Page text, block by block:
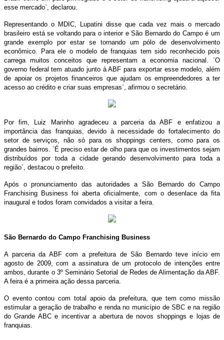
esse mercado`, declarou.
Representando o MDIC, Lupatini disse que cada vez mais o mercado
brasileiro está se voltando para o interior e São Bernardo do Campo é um
grande exemplo por estar se tornando um pólo de desenvolvimento
econômico. Para ele o modelo de franquias tem sido reconhecido pois
carrega muitos conceitos que representam a economia nacional. `O
governo federal tem atuado junto à ABF para exportar esse modelo, além
de apoiar os projetos financeiros que ajudam os empreendedores a ter
acesso ao crédito e criar suas empresas`, afirmou o secretário.
Por fim, Luiz Marinho agradeceu a parceria da ABF e enfatizou a
importância das franquias, devido à necessidade do fortalecimento do
setor de serviços, não só para os shoppings centers, como para os
grandes bairros. `É preciso estar de olho para que os investimentos sejam
distribuídos por toda a cidade gerando desenvolvimento para toda a
região`, destacou o prefeito.
Após o pronunciamento das autoridades a São Bernardo do Campo
Franchising Business foi aberta oficialmente, com o desenlace da fita
inaugural e todos foram convidados a visitar a feira.
São Bernardo do Campo Franchising Business
A parceria da ABF com a prefeitura de São Bernardo teve início em
agosto de 2009, com a assinatura de um protocolo de intenções entre
ambos, durante o 3º Seminário Setorial de Redes de Alimentação da ABF.
A feira é a primeira ação dessa parceria.
O evento contou com total apoio da prefeitura, que tem como missão
estimular a geração de trabalho e renda no município de SBC e na região
do Grande ABC e incentivar a abertura de novos shoppings e lojas de
franquias.